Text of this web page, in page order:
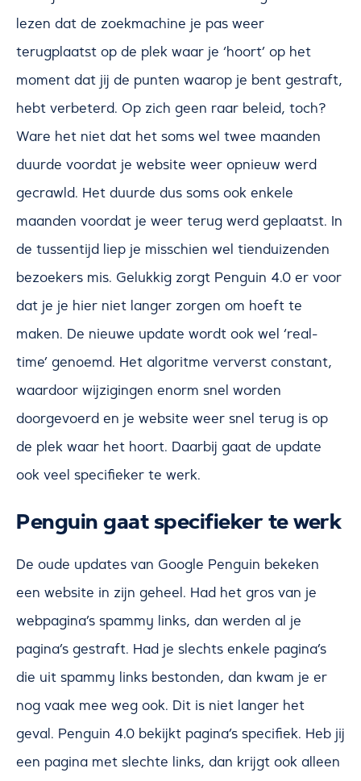
lezen dat de zoekmachine je pas weer
terugplaatst op de plek waar je ‘hoort’ op het
moment dat jij de punten waarop je bent gestraft,
hebt verbeterd. Op zich geen raar beleid, toch?
Ware het niet dat het soms wel twee maanden
duurde voordat je website weer opnieuw werd
gecrawld. Het duurde dus soms ook enkele
maanden voordat je weer terug werd geplaatst. In
de tussentijd liep je misschien wel tienduizenden
bezoekers mis. Gelukkig zorgt Penguin 4.0 er voor
dat je je hier niet langer zorgen om hoeft te
maken. De nieuwe update wordt ook wel ‘real-
time’ genoemd. Het algoritme ververst constant,
waardoor wijzigingen enorm snel worden
doorgevoerd en je website weer snel terug is op
de plek waar het hoort. Daarbij gaat de update
ook veel specifieker te werk.
Penguin gaat specifieker te werk
De oude updates van Google Penguin bekeken
een website in zijn geheel. Had het gros van je
webpagina’s spammy links, dan werden al je
pagina’s gestraft. Had je slechts enkele pagina’s
die uit spammy links bestonden, dan kwam je er
nog vaak mee weg ook. Dit is niet langer het
geval. Penguin 4.0 bekijkt pagina’s specifiek. Heb jij
een pagina met slechte links, dan krijgt ook alleen